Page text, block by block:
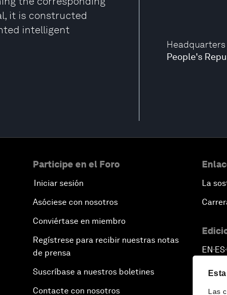
Las
Headquarters
People's
it is constructed
intelligent
Participe en el Foro
Iniciar sesión
Asóciese con nosotros
Conviértase en miembro
Regístrese para recibir nuestras notas
de prensa
Suscríbase a nuestros boletines
Contacte con nosotros
La
EN ▪ES▪